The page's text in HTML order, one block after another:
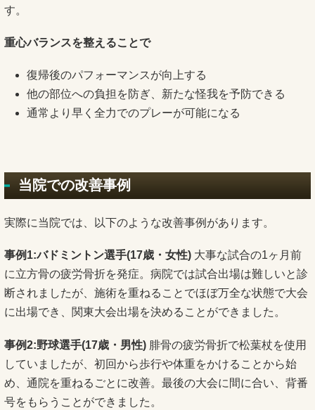
す。
重心バランスを整えることで
復帰後のパフォーマンスが向上する
他の部位への負担を防ぎ、新たな怪我を予防できる
通常より早く全力でのプレーが可能になる
当院での改善事例
実際に当院では、以下のような改善事例があります。
事例1:バドミントン選手(17歳・女性) 大事な試合の1ヶ月前
に立方骨の疲労骨折を発症。病院では試合出場は難しいと診
断されましたが、施術を重ねることでほぼ万全な状態で大会
に出場でき、関東大会出場を決めることができました。
事例2:野球選手(17歳・男性) 腓骨の疲労骨折で松葉杖を使用
していましたが、初回から歩行や体重をかけることから始
め、通院を重ねるごとに改善。最後の大会に間に合い、背番
号をもらうことができました。